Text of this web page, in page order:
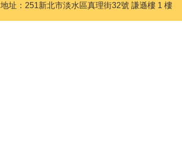
地址：251新北市淡水區真理街32號 謙遜樓 1 樓